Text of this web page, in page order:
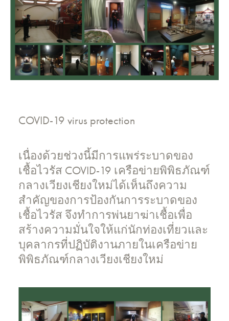
COVID-19 virus protection
เนื่องด้วยช่วงนี้มีการแพร่ระบาดของ
เชื้อไวรัส COVID-19 เครือข่ายพิพิธภัณฑ์
กลางเวียงเชียงใหม่ได้เห็นถึงความ
สำคัญของการป้องกันการระบาดของ
เชื้อไวรัส จึงทำการพ่นยาฆ่าเชื้อเพื่อ
สร้างความมั่นใจให้แก่นักท่องเที่ยวและ
บุคลากรที่ปฏิบัติงานภายในเครือข่าย
พิพิธภัณฑ์กลางเวียงเชียงใหม่